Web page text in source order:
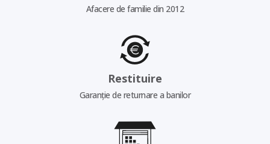
Afacere de familie din 2012
Restituire
Garanție de returnare a banilor